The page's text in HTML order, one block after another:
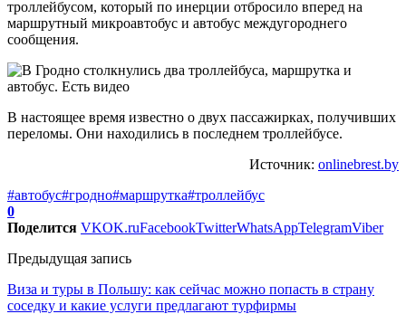
троллейбусом, который по инерции отбросило вперед на
маршрутный микроавтобус и автобус междугороднего
сообщения.
В настоящее время известно о двух пассажирках, получивших
переломы. Они находились в последнем троллейбусе.
Источник: onlinebrest.by
#автобус#гродно#маршрутка#троллейбус
0
Поделится VKOK.ruFacebookTwitterWhatsAppTelegramViber
Предыдущая запись
Виза и туры в Польшу: как сейчас можно попасть в страну
соседку и какие услуги предлагают турфирмы